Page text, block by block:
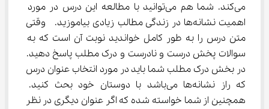
می‌کند. شما هم می‌توانید با مطالعه این درس در مورد
اهمیت نشانه‌ها در زندگی مطالب زیادی بیاموزید.  وقتی
متن درس را به طور کامل خواندید نوبت آن است که به
سوالات پخش درست و نادرست و درک مطلب پاسخ دهید.
در بخش درک مطلب شما باید در مورد انتخاب عنوان درس
که راز نشانه‌ها می‌باشد با دوستان خود بحث کنید.
همچنین از شما خواسته شده که اگر عنوان دیگری در نظر